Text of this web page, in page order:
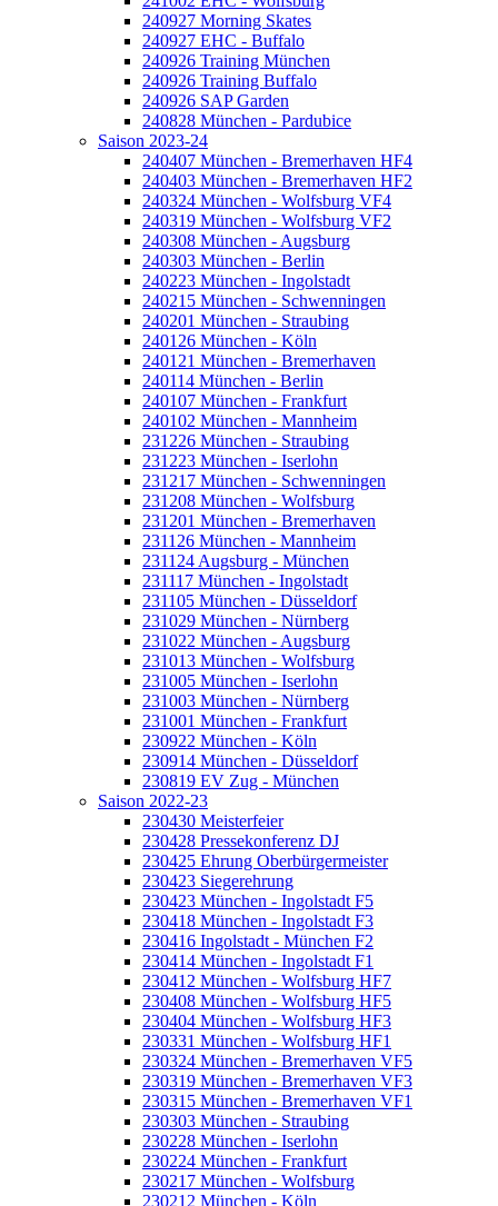
240927 Morning Skates
240927 EHC - Buffalo
240926 Training München
240926 Training Buffalo
240926 SAP Garden
240828 München - Pardubice
Saison 2023-24
240407 München - Bremerhaven HF4
240403 München - Bremerhaven HF2
240324 München - Wolfsburg VF4
240319 München - Wolfsburg VF2
240308 München - Augsburg
240303 München - Berlin
240223 München - Ingolstadt
240215 München - Schwenningen
240201 München - Straubing
240126 München - Köln
240121 München - Bremerhaven
240114 München - Berlin
240107 München - Frankfurt
240102 München - Mannheim
231226 München - Straubing
231223 München - Iserlohn
231217 München - Schwenningen
231208 München - Wolfsburg
231201 München - Bremerhaven
231126 München - Mannheim
231124 Augsburg - München
231117 München - Ingolstadt
231105 München - Düsseldorf
231029 München - Nürnberg
231022 München - Augsburg
231013 München - Wolfsburg
231005 München - Iserlohn
231003 München - Nürnberg
231001 München - Frankfurt
230922 München - Köln
230914 München - Düsseldorf
230819 EV Zug - München
Saison 2022-23
230430 Meisterfeier
230428 Pressekonferenz DJ
230425 Ehrung Oberbürgermeister
230423 Siegerehrung
230423 München - Ingolstadt F5
230418 München - Ingolstadt F3
230416 Ingolstadt - München F2
230414 München - Ingolstadt F1
230412 München - Wolfsburg HF7
230408 München - Wolfsburg HF5
230404 München - Wolfsburg HF3
230331 München - Wolfsburg HF1
230324 München - Bremerhaven VF5
230319 München - Bremerhaven VF3
230315 München - Bremerhaven VF1
230303 München - Straubing
230228 München - Iserlohn
230224 München - Frankfurt
230217 München - Wolfsburg
230212 München - Köln